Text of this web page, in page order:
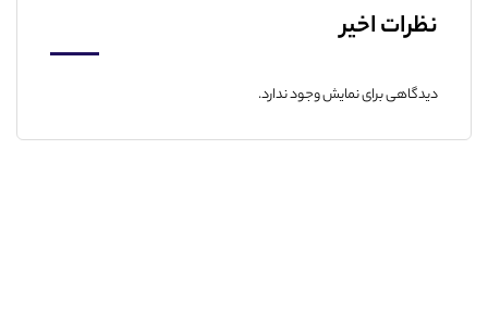
نظرات اخیر
دیدگاهی برای نمایش وجود ندارد.